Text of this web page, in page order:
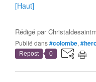
[Haut]
Rédigé par
Publié dans#colombe,
Repost 0